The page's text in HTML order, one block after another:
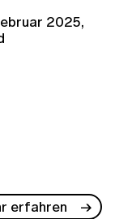
2025,
erfahren